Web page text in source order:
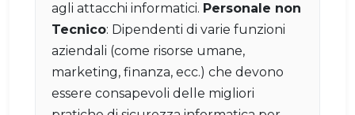
agli attacchi informatici. Personale non
Tecnico: Dipendenti di varie funzioni
aziendali (come risorse umane,
marketing, finanza, ecc.) che devono
essere consapevoli delle migliori